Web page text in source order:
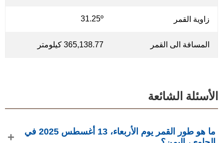
زاوية القمر 31.25º
المسافة الى القمر 365,138.77 كيلومتر
الأسئلة الشائعة
ما هو طور القمر يوم الأربعاء، 13 أغسطس 2025 في